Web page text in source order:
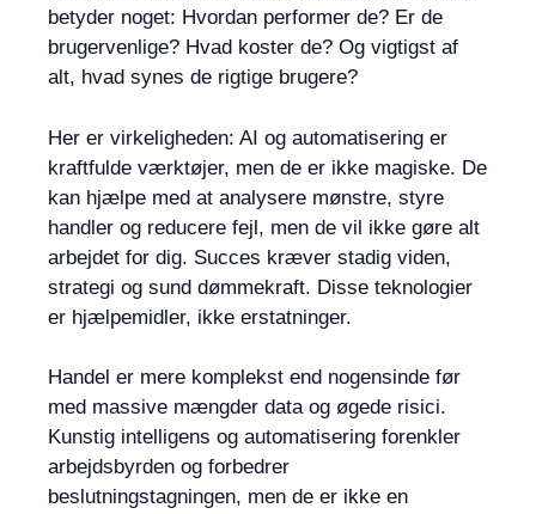
betyder noget: Hvordan performer de? Er de
brugervenlige? Hvad koster de? Og vigtigst af
alt, hvad synes de rigtige brugere?
Her er virkeligheden: AI og automatisering er
kraftfulde værktøjer, men de er ikke magiske. De
kan hjælpe med at analysere mønstre, styre
handler og reducere fejl, men de vil ikke gøre alt
arbejdet for dig. Succes kræver stadig viden,
strategi og sund dømmekraft. Disse teknologier
er hjælpemidler, ikke erstatninger.
Handel er mere komplekst end nogensinde før
med massive mængder data og øgede risici.
Kunstig intelligens og automatisering forenkler
arbejdsbyrden og forbedrer
beslutningstagningen, men de er ikke en